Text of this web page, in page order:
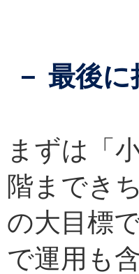
－ 最後
まずは「
階までき
の大目標
で運用も